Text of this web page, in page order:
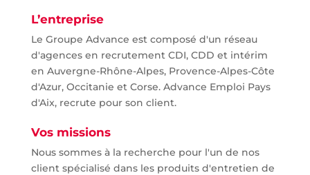
L’entreprise
Le Groupe Advance est composé d'un réseau
d'agences en recrutement CDI, CDD et intérim
en Auvergne-Rhône-Alpes, Provence-Alpes-Côte
d'Azur, Occitanie et Corse. Advance Emploi Pays
d'Aix, recrute pour son client.
Vos missions
Nous sommes à la recherche pour l'un de nos
client spécialisé dans les produits d'entretien de